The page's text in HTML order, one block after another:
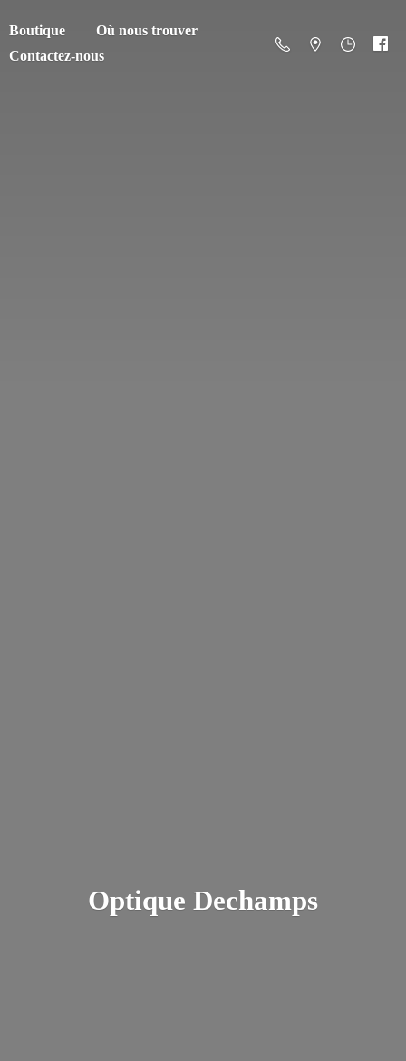
Boutique
Où nous trouver
Contactez-nous
Optique Dechamps